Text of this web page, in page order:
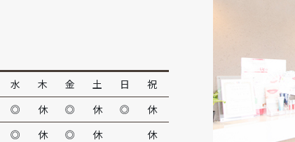
水 木 金 土 日
祝
◎ 休 ◎ 休 ◎
休
◎ 休 ◎ 休
休